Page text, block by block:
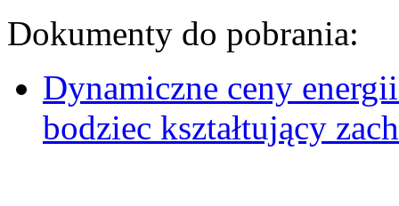
Dokumenty do pobrania:
Dynamiczne ceny
bodziec kształtujący